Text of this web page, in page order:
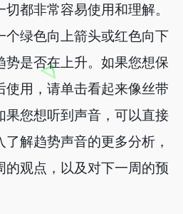
都非常容易使用和理解。
个绿色向上箭头或红色向下
势是否在上升。如果您想保
使用，请单击看起来像丝带
果您想听到声音，可以直接
解趋势声音的更多分析，
的观点，以及对下一周的预